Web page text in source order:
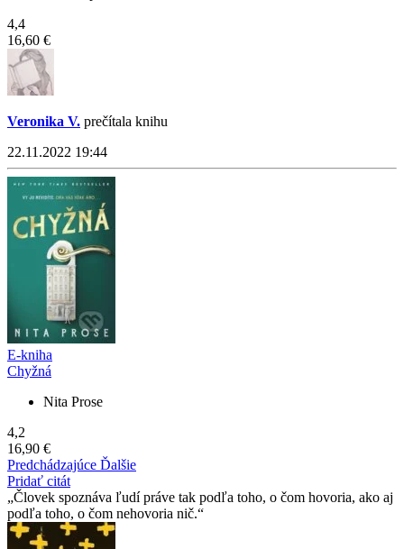
4,4
16,60 €
Veronika V. prečítala knihu
22.11.2022 19:44
E-kniha
Chyžná
Nita Prose
4,2
16,90 €
Predchádzajúce Ďalšie
Pridať citát
Človek spoznáva ľudí práve tak podľa toho, o čom hovoria, ako aj
podľa toho, o čom nehovoria nič.